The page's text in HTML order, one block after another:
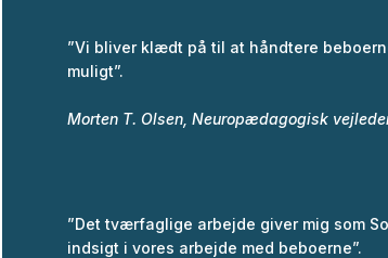
”Vi bliver klædt på til at håndtere
muligt”.
Morten T. Olsen, Neuropædagogisk
”Det tværfaglige arbejde giver mig som
indsigt i vores arbejde med beboerne”.